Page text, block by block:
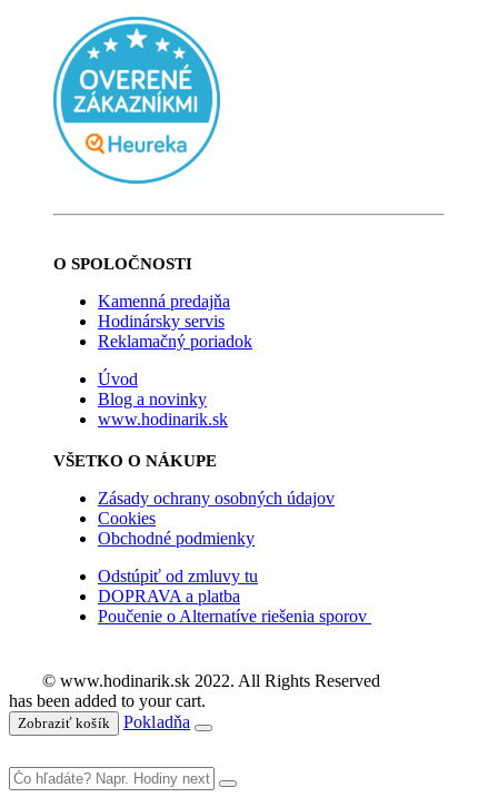
O SPOLOČNOSTI
Kamenná predajňa
Hodinársky servis
Reklamačný poriadok
Úvod
Blog a novinky
www.hodinarik.sk
VŠETKO O NÁKUPE
Zásady ochrany osobných údajov
Cookies
Obchodné podmienky
Odstúpiť od zmluvy tu
DOPRAVA a platba
Poučenie o Alternatíve riešenia sporov
© www.hodinarik.sk 2022. All Rights Reserved
has been added to your cart.
Zobraziť košík Pokladňa